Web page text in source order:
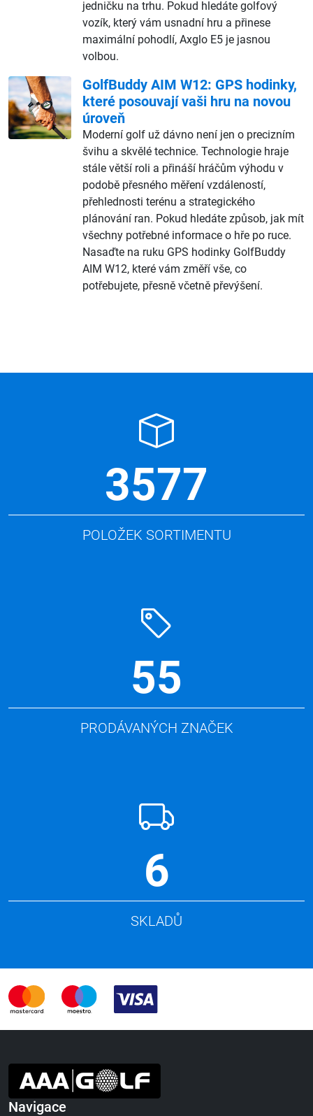
jedničku na trhu. Pokud hledáte golfový
vozík, který vám usnadní hru a přinese
maximální pohodlí, Axglo E5 je jasnou
volbou.
GolfBuddy AIM W12: GPS hodinky,
které posouvají vaši hru na novou
úroveň
Moderní golf už dávno není jen o precizním
švihu a skvělé technice. Technologie hraje
stále větší roli a přináší hráčům výhodu v
podobě přesného měření vzdáleností,
přehlednosti terénu a strategického
plánování ran. Pokud hledáte způsob, jak mít
všechny potřebné informace o hře po ruce.
Nasaďte na ruku GPS hodinky GolfBuddy
AIM W12, které vám změří vše, co
potřebujete, přesně včetně převýšení.
3577
POLOŽEK SORTIMENTU
55
PRODÁVANÝCH ZNAČEK
6
SKLADŮ
Navigace